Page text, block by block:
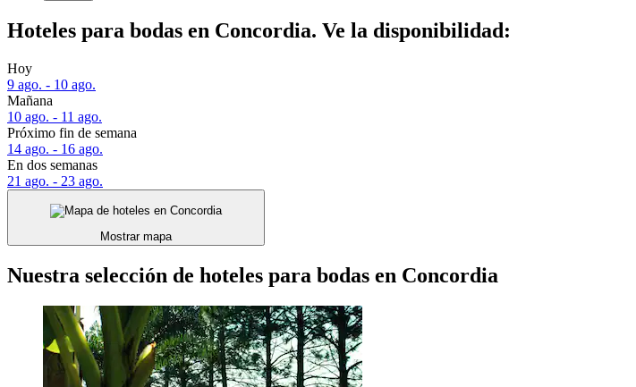
Hoteles para bodas en Concordia. Ve la disponibilidad:
Hoy
9 ago. - 10 ago.
Mañana
10 ago. - 11 ago.
Próximo fin de semana
14 ago. - 16 ago.
En dos semanas
21 ago. - 23 ago.
Mostrar mapa
Nuestra selección de hoteles para bodas en Concordia